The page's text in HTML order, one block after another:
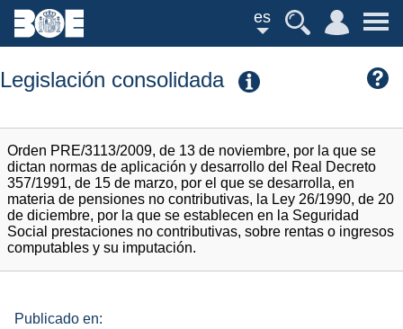
es
Legislación consolidada
Orden PRE/3113/2009, de 13 de noviembre, por la que se
dictan normas de aplicación y desarrollo del Real Decreto
357/1991, de 15 de marzo, por el que se desarrolla, en
materia de pensiones no contributivas, la Ley 26/1990, de 20
de diciembre, por la que se establecen en la Seguridad
Social prestaciones no contributivas, sobre rentas o ingresos
computables y su imputación.
Publicado en: